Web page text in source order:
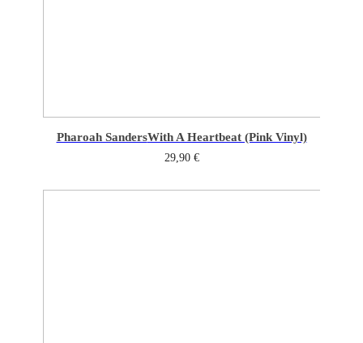
Pharoah SandersWith A Heartbeat (Pink Vinyl)
29,90 €